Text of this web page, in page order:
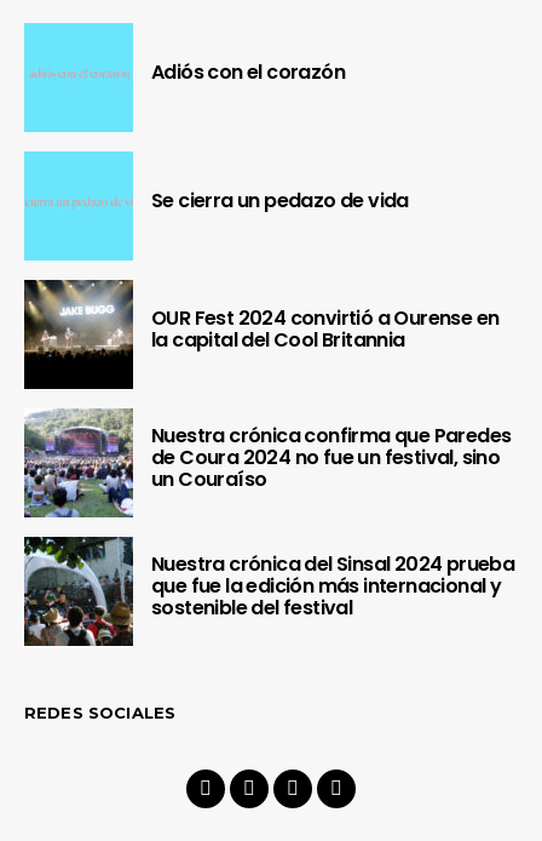
Adiós con el corazón
Se cierra un pedazo de vida
OUR Fest 2024 convirtió a Ourense en
la capital del Cool Britannia
Nuestra crónica confirma que Paredes
de Coura 2024 no fue un festival, sino
un Couraíso
Nuestra crónica del Sinsal 2024 prueba
que fue la edición más internacional y
sostenible del festival
REDES SOCIALES